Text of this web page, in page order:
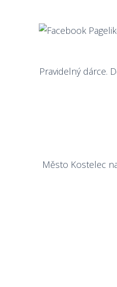
Pravidelný dárce.
Město Kostelec